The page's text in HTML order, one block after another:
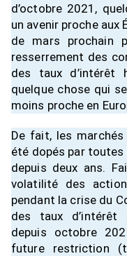
d’octobre 2021,
un avenir proche aux
de mars prochain
resserrement des
des taux d’intérêt
quelque chose qui
moins proche en
De fait, les
été dopés par
depuis deux ans.
volatilité des
pendant la crise du
des taux d’intérêt
depuis octobre
future restriction